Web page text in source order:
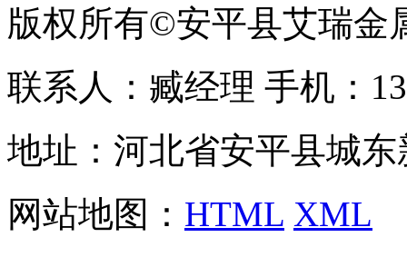
版权所有©安平县艾瑞金
联系人：臧经理 手机：
地址：河北省安平县城
网站地图： HTML XML